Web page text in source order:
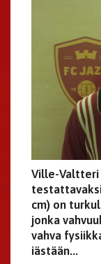
Ville-Valtteri
cm) on
jonka
vahva
iästään...